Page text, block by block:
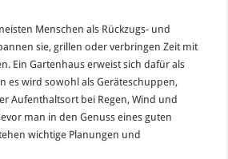
Menschen als Rückzugs- und
sie, grillen oder verbringen Zeit mit
Ein Gartenhaus erweist sich dafür als
es wird sowohl als Geräteschuppen,
Aufenthaltsort bei Regen, Wind und
man in den Genuss eines guten
wichtige Planungen und